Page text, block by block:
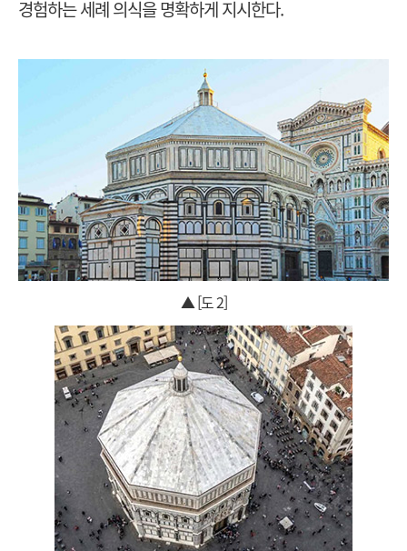
경험하는 세례 의식을 명확하게 지시한다.
▲ [도 2]